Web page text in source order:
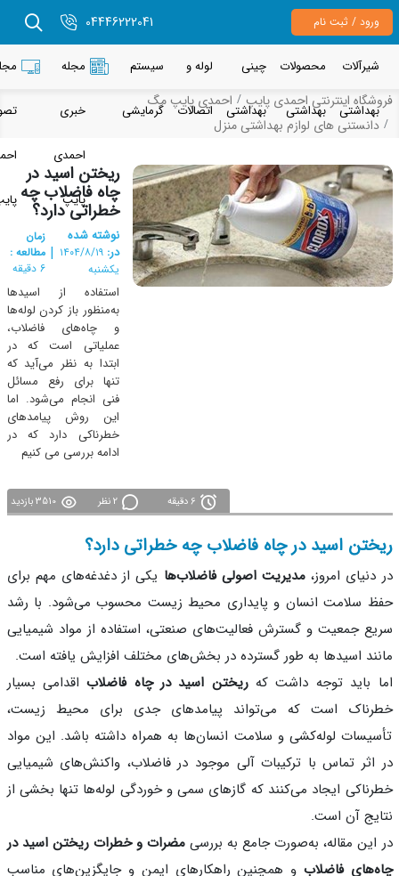
/ ثبت نام 04446222041
محصولات
بهداشتی
چینی
بهداشتی
لوله و
اتصالات
سیستم
گرمایشی
مجله
خبری
احمدی
پایپ
مجله
تصویری
احمدی
پایپ
اینترنتی احمدی پایپ
احمدی پایپ مگ
های لوازم بهداشتی منزل
ریختن اسید در
چاه فاضلاب چه
خطراتی دارد؟
نوشته شده
در:
۱۴۰۴/۸/۱۹
یکشنبه
| مطالعه :
استفاده از اسیدها
به‌منظور باز کردن لوله‌ها
و چاه‌های فاضلاب،
عملیاتی است که در
ابتدا به نظر می‌آید که
تنها برای رفع مسائل
فنی انجام می‌شود. اما
این روش پیامدهای
خطرناکی دارد که در
ادامه بررسی می کنیم
6 دقیقه 2 نظر 3510 بازدید
اسید در چاه فاضلاب چه خطراتی دارد؟
امروز،مدیریت اصولی فاضلاب‌هایکی از دغدغه‌های مهم برای
سلامت انسان و پایداری محیط زیست محسوب می‌شود. با رشد
جمعیت و گسترش فعالیت‌های صنعتی، استفاده از مواد شیمیایی
اسیدها به طور گسترده در بخش‌های مختلف افزایش یافته است.
باید توجه داشت که ریختن اسید در چاه فاضلاباقدامی بسیار
است که می‌تواند پیامدهای جدی برای محیط زیست،
لوله‌کشی و سلامت انسان‌ها به همراه داشته باشد. این مواد
تماس با ترکیبات آلی موجود در فاضلاب، واکنش‌های شیمیایی
ایجاد می‌کنند که گازهای سمی و خوردگی لوله‌ها تنها بخشی از
آن است.
مقاله، به‌صورت جامع به بررسیمضرات و خطرات ریختن اسید در
فاضلابو همچنین راهکارهای ایمن و جایگزین‌های مناسب